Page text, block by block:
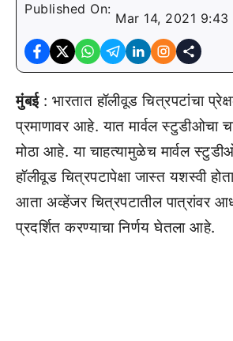
Published On:
Mar 14, 2021 9:43
मुंबई: भारतात हॉलीवूड चित्रपटांचा
प्रमाणावर आहे. यात मार्वल स्टुडीओचा
मोठा आहे. या चाहत्यामुळेच मार्वल
हॉलीवूड चित्रपटापेक्षा जास्त यशस्वी
आता अव्हेंजर चित्रपटातील पात्रांवर
प्रदर्शित करण्याचा निर्णय घेतला आहे.